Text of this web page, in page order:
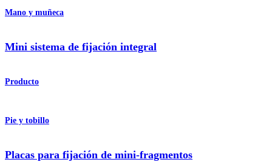
Mano y muñeca
Mini sistema de fijación integral
Producto
Pie y tobillo
Placas para fijación de mini-fragmentos